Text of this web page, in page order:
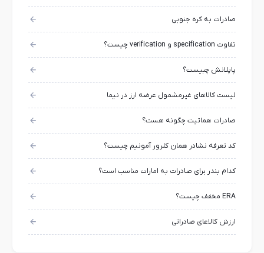
صادرات به کره جنوبی
تفاوت specification و verification چیست؟
پاپلانش چبیست؟
لیست کالاهای غیرمشمول عرضه ارز در نیما
صادرات هماتیت چگونه هست؟
کد تعرفه نشادر همان کلرور آمونیم چیست؟
کدام بندر برای صادرات به امارات مناسب است؟
ERA مخفف چیست؟
ارزش کالاعای صادراتی